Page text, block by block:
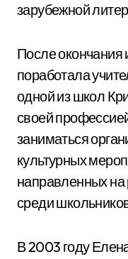
зарубежной
После окончания
поработала
одной из школ
своей
заниматься
культурных
направленных на
среди
В 2003 году